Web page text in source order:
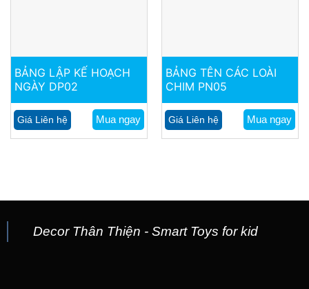
BẢNG LẬP KẾ HOẠCH
NGÀY DP02
Giá Liên hệ Mua ngay
BẢNG TÊN CÁC LOÀI
CHIM PN05
Giá Liên hệ Mua ngay
Decor Thân Thiện - Smart Toys for kid